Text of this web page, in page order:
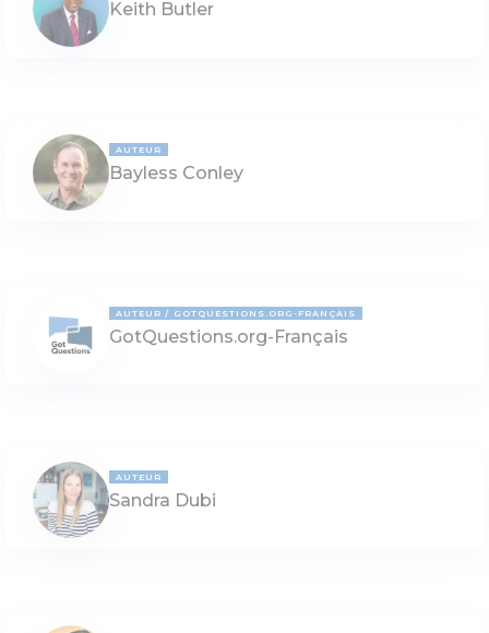
Keith Butler
AUTEUR
Bayless Conley
AUTEUR GOTQUESTIONS.ORG-FRANÇAIS
GotQuestions.org-Français
AUTEUR
Sandra Dubi